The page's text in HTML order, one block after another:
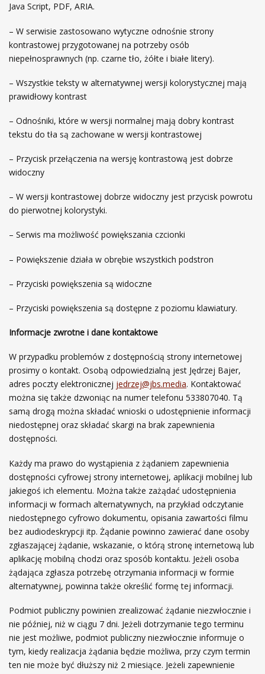
Java Script, PDF, ARIA.
– W serwisie zastosowano wytyczne odnośnie strony
kontrastowej przygotowanej na potrzeby osób
niepełnosprawnych (np. czarne tło, żółte i białe litery).
– Wszystkie teksty w alternatywnej wersji kolorystycznej mają
prawidłowy kontrast
– Odnośniki, które w wersji normalnej mają dobry kontrast
tekstu do tła są zachowane w wersji kontrastowej
– Przycisk przełączenia na wersję kontrastową jest dobrze
widoczny
– W wersji kontrastowej dobrze widoczny jest przycisk powrotu
do pierwotnej kolorystyki.
– Serwis ma możliwość powiększania czcionki
– Powiększenie działa w obrębie wszystkich podstron
– Przyciski powiększenia są widoczne
– Przyciski powiększenia są dostępne z poziomu klawiatury.
Informacje zwrotne i dane kontaktowe
W przypadku problemów z dostępnością strony internetowej
prosimy o kontakt. Osobą odpowiedzialną jest Jędrzej Bajer,
adres poczty elektronicznej jedrzej@jbs.media. Kontaktować
można się także dzwoniąc na numer telefonu 533807040. Tą
samą drogą można składać wnioski o udostępnienie informacji
niedostępnej oraz składać skargi na brak zapewnienia
dostępności.
Każdy ma prawo do wystąpienia z żądaniem zapewnienia
dostępności cyfrowej strony internetowej, aplikacji mobilnej lub
jakiegoś ich elementu. Można także zażądać udostępnienia
informacji w formach alternatywnych, na przykład odczytanie
niedostępnego cyfrowo dokumentu, opisania zawartości filmu
bez audiodeskrypcji itp. Żądanie powinno zawierać dane osoby
zgłaszającej żądanie, wskazanie, o którą stronę internetową lub
aplikację mobilną chodzi oraz sposób kontaktu. Jeżeli osoba
żądająca zgłasza potrzebę otrzymania informacji w formie
alternatywnej, powinna także określić formę tej informacji.
Podmiot publiczny powinien zrealizować żądanie niezwłocznie i
nie później, niż w ciągu 7 dni. Jeżeli dotrzymanie tego terminu
nie jest możliwe, podmiot publiczny niezwłocznie informuje o
tym, kiedy realizacja żądania będzie możliwa, przy czym termin
ten nie może być dłuższy niż 2 miesiące. Jeżeli zapewnienie